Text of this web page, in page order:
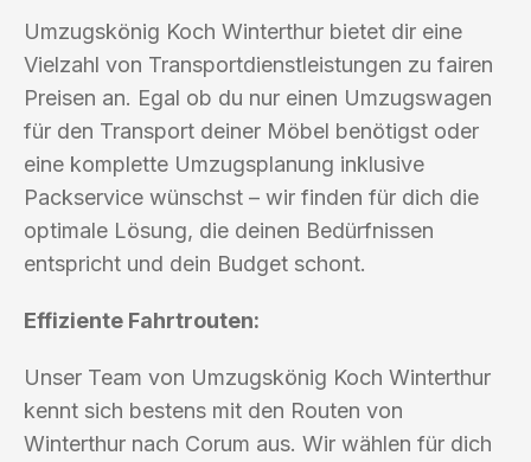
Umzugskönig Koch Winterthur bietet dir eine
Vielzahl von Transportdienstleistungen zu fairen
Preisen an. Egal ob du nur einen Umzugswagen
für den Transport deiner Möbel benötigst oder
eine komplette Umzugsplanung inklusive
Packservice wünschst – wir finden für dich die
optimale Lösung, die deinen Bedürfnissen
entspricht und dein Budget schont.
Effiziente Fahrtrouten:
Unser Team von Umzugskönig Koch Winterthur
kennt sich bestens mit den Routen von
Winterthur nach Corum aus. Wir wählen für dich